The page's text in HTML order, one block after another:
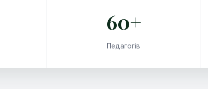
60+
Педагогів